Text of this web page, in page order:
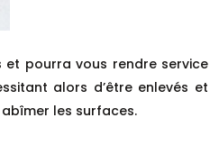
et pourra vous rendre service
alors d’être enlevés et
les surfaces.